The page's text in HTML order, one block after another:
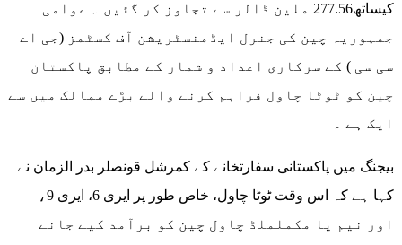
کیساتھ277.56 ملین ڈالر سے تجاوز کر گئیں ۔ عوامی
جمہوریہ چین کی جنرل ایڈمنسٹریشن آف کسٹمز (جی اے
سی سی ) کے سرکاری اعداد و شمار کے مطابق پاکستان
چین کو ٹوٹا چاول فراہم کرنے والے بڑے ممالک میں سے
ایک ہے ۔
بیجنگ میں پاکستانی سفارتخانے کے کمرشل قونصلر بدر الزمان نے
کہا ہے کہ اس وقت ٹوٹا چاول، خاص طور پر ایری 6، ایری 9،
اور نیم یا مکململڈ چاول چین کو برآمد کیے جانے